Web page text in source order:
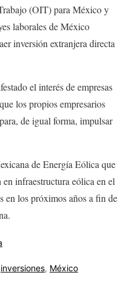
(OIT) para México y
laborales de México
inversión extranjera directa
el interés de empresas
los propios empresarios
de igual forma, impulsar
de Energía Eólica que
infraestructura eólica en el
en los próximos años a fin de
inversiones, México